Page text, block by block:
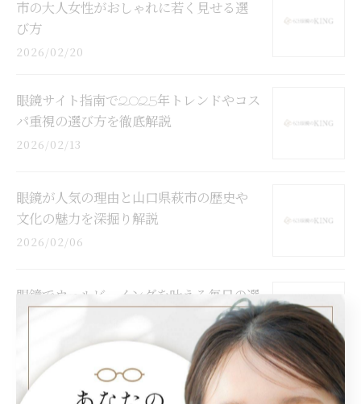
市の大人女性がおしゃれに若く見せる選
び方
2026/02/20
眼鏡サイト指南で2025年トレンドやコス
パ重視の選び方を徹底解説
2026/02/13
眼鏡が人気の理由と山口県萩市の歴史や
文化の魅力を深掘り解説
2026/02/06
眼鏡でウェルビーイングを叶える毎日の選
眼鏡知識広場で得る役立つ眼鏡選びの知